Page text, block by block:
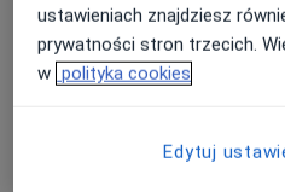
Konsultacja psychologiczna
(dorośli)
220 zł Szczegóły
ustawieniach znajdziesz
prywatności stron trzecich.
w polityka cookies
Edytuj